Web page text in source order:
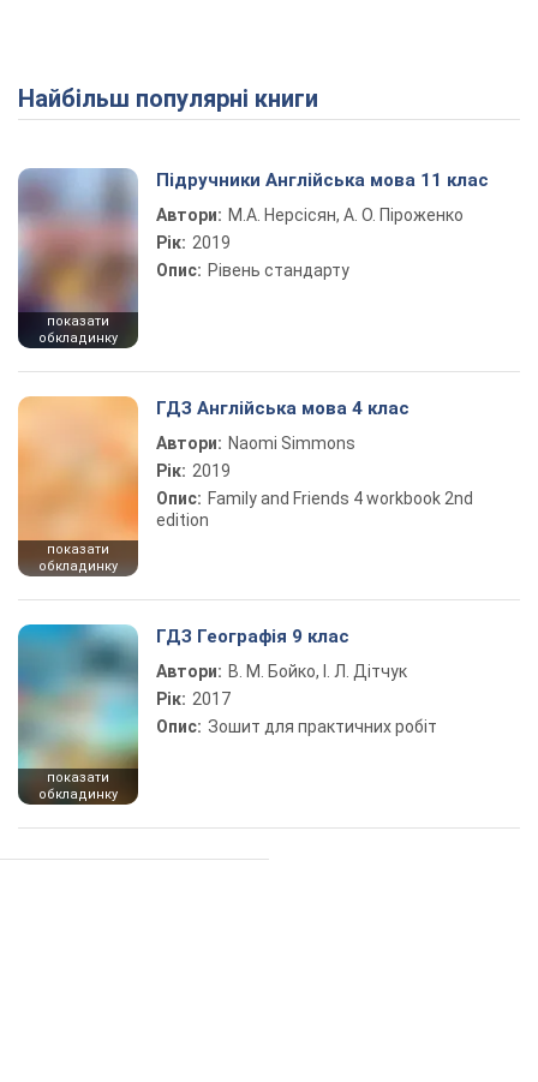
Play Video
Найбільш популярні книги
показати
обкладинку
Підручники Англійська мова 11 клас
Автори: М.А. Нерсісян, А. О. Піроженко
Рік: 2019
Опис: Рівень стандарту
показати
обкладинку
ГДЗ Англійська мова 4 клас
Автори: Naomi Simmons
Рік: 2019
Опис: Family and Friends 4 workbook 2nd
edition
показати
обкладинку
ГДЗ Географія 9 клас
Автори: В. М. Бойко, І. Л. Дітчук
Рік: 2017
Опис: Зошит для практичних робіт